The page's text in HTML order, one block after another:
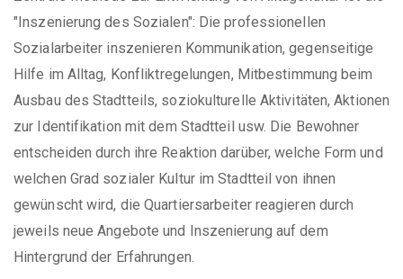
"Inszenierung des Sozialen": Die professionellen
Sozialarbeiter inszenieren Kommunikation, gegenseitige
Hilfe im Alltag, Konfliktregelungen, Mitbestimmung beim
Ausbau des Stadtteils, soziokulturelle Aktivitäten, Aktionen
zur Identifikation mit dem Stadtteil usw. Die Bewohner
entscheiden durch ihre Reaktion darüber, welche Form und
welchen Grad sozialer Kultur im Stadtteil von ihnen
gewünscht wird, die Quartiersarbeiter reagieren durch
jeweils neue Angebote und Inszenierung auf dem
Hintergrund der Erfahrungen.